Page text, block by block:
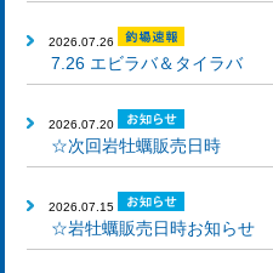
2026.07.26
7.26 エビラバ＆タイラバ
2026.07.20
☆次回岩牡蠣販売日時
2026.07.15
☆岩牡蠣販売日時お知らせ